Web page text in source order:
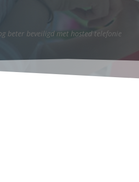
beter beveiligd met hosted telefonie